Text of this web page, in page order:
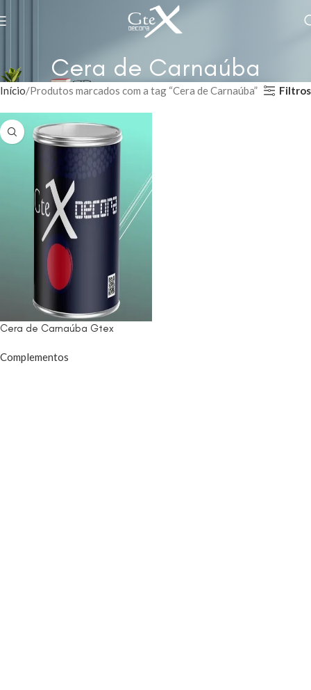
Cera de Carnaúba
Início Produtos marcados com a tag “Cera de Carnaúba” Filtros
Cera de Carnaúba Gtex
Complementos